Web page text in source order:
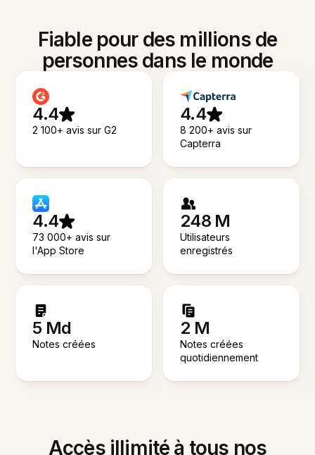
Fiable pour des millions de
personnes dans le monde
4.4
2 100+ avis sur G2
4.4
8 200+ avis sur
Capterra
4.4
73 000+ avis sur
l'App Store
248 M
Utilisateurs
enregistrés
5 Md
Notes créées
2 M
Notes créées
quotidiennement
Accès illimité à tous nos